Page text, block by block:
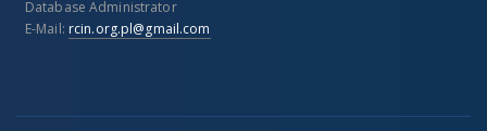
Database Administrator
E-Mail: rcin.org.pl@gmail.com